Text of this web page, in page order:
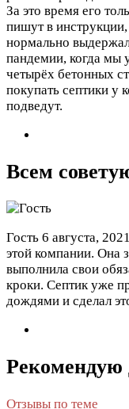
За это время его
пишут в
нормально
пандемии, когда мы
четырёх бетонных
покупать септики у
подведут.
Всем
Гость 6 августа,
этой компании. Она
выполнила свои
кроки. Септик уже
дождями и сделал
Отзывы по теме